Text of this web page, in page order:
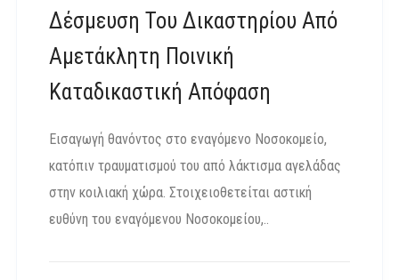
Δέσμευση Του Δικαστηρίου Από
Αμετάκλητη Ποινική
Καταδικαστική Απόφαση
Εισαγωγή θανόντος στο εναγόμενο Νοσοκομείο,
κατόπιν τραυματισμού του από λάκτισμα αγελάδας
στην κοιλιακή χώρα. Στοιχειοθετείται αστική
ευθύνη του εναγόμενου Νοσοκομείου,..